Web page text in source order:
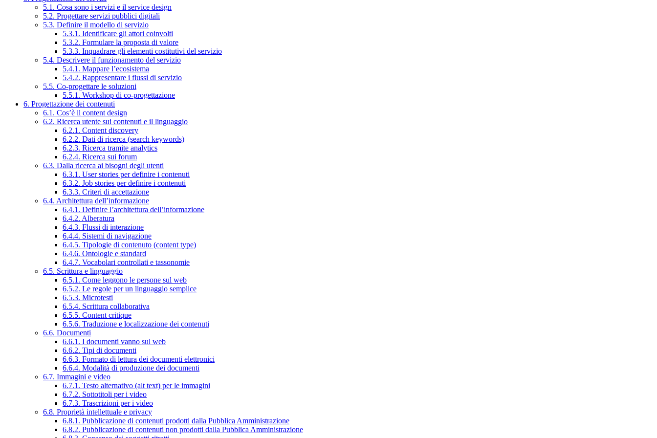
5.1. Cosa sono i servizi e il service design
5.2. Progettare servizi pubblici digitali
5.3. Definire il modello di servizio
5.3.1. Identificare gli attori coinvolti
5.3.2. Formulare la proposta di valore
5.3.3. Inquadrare gli elementi costitutivi del servizio
5.4. Descrivere il funzionamento del servizio
5.4.1. Mappare l’ecosistema
5.4.2. Rappresentare i flussi di servizio
5.5. Co-progettare le soluzioni
5.5.1. Workshop di co-progettazione
6. Progettazione dei contenuti
6.1. Cos’è il content design
6.2. Ricerca utente sui contenuti e il linguaggio
6.2.1. Content discovery
6.2.2. Dati di ricerca (search keywords)
6.2.3. Ricerca tramite analytics
6.2.4. Ricerca sui forum
6.3. Dalla ricerca ai bisogni degli utenti
6.3.1. User stories per definire i contenuti
6.3.2. Job stories per definire i contenuti
6.3.3. Criteri di accettazione
6.4. Architettura dell’informazione
6.4.1. Definire l’architettura dell’informazione
6.4.2. Alberatura
6.4.3. Flussi di interazione
6.4.4. Sistemi di navigazione
6.4.5. Tipologie di contenuto (content type)
6.4.6. Ontologie e standard
6.4.7. Vocabolari controllati e tassonomie
6.5. Scrittura e linguaggio
6.5.1. Come leggono le persone sul web
6.5.2. Le regole per un linguaggio semplice
6.5.3. Microtesti
6.5.4. Scrittura collaborativa
6.5.5. Content critique
6.5.6. Traduzione e localizzazione dei contenuti
6.6. Documenti
6.6.1. I documenti vanno sul web
6.6.2. Tipi di documenti
6.6.3. Formato di lettura dei documenti elettronici
6.6.4. Modalità di produzione dei documenti
6.7. Immagini e video
6.7.1. Testo alternativo (alt text) per le immagini
6.7.2. Sottotitoli per i video
6.7.3. Trascrizioni per i video
6.8. Proprietà intellettuale e privacy
6.8.1. Pubblicazione di contenuti prodotti dalla Pubblica Amministrazione
6.8.2. Pubblicazione di contenuti non prodotti dalla Pubblica Amministrazione